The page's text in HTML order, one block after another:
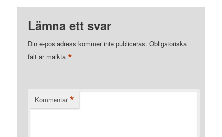
Lämna ett svar
Din e-postadress kommer inte publiceras. Obligatoriska
fält är märkta*
Kommentar *